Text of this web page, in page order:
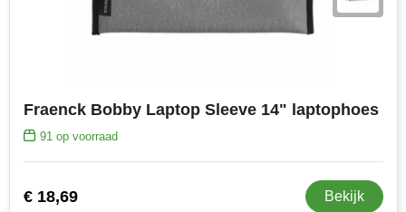
Fraenck Bobby Laptop Sleeve 14" laptophoes
91op voorraad
€ 18,69 Bekijk